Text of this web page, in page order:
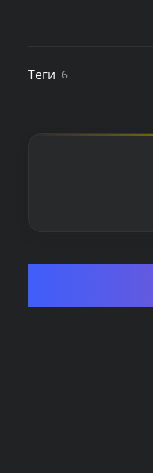
Теги 6